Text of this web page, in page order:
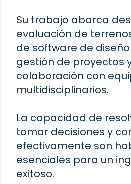
Su trabajo abarca
evaluación de
de software de
gestión de proyectos
colaboración con
multidisciplinarios.
La capacidad de
tomar decisiones y
efectivamente son
esenciales para un
exitoso.